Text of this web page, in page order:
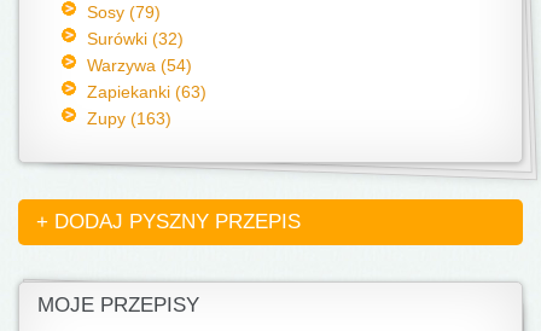
Sosy (79)
Surówki (32)
Warzywa (54)
Zapiekanki (63)
Zupy (163)
+ DODAJ PYSZNY PRZEPIS
MOJE PRZEPISY